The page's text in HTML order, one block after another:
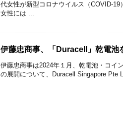
代女性が新型コロナウイルス（COVID-19
女性には ...
伊藤忠商事、「Duracell」乾電池
伊藤忠商事は2024年１月、乾電池・コイ
の展開について、Duracell Singapore Pte